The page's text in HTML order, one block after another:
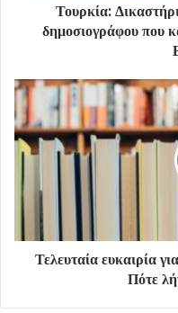
Τουρκία:
δημοσιογράφου που
Τελευταία ευκαιρία
Πότε